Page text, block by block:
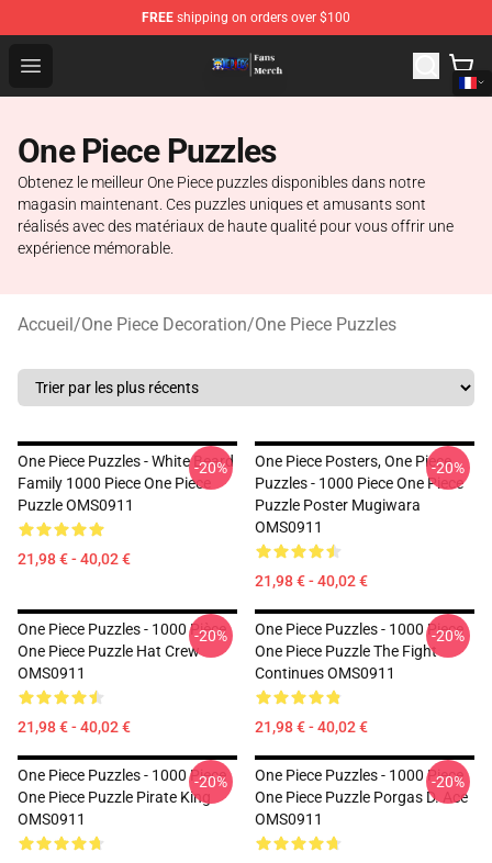
FREE shipping on orders over $100
Open menu
One Piece Store - Official One Piece Merchandise Shop
One Piece Puzzles
Obtenez le meilleur One Piece puzzles disponibles dans notre
magasin maintenant. Ces puzzles uniques et amusants sont
réalisés avec des matériaux de haute qualité pour vous offrir une
expérience mémorable.
Accueil/One Piece Decoration/One Piece Puzzles
One Piece Puzzles - White Beard
Family 1000 Piece One Piece
Puzzle OMS0911
21,98 € - 40,02 €
-20%
One Piece Posters, One Piece
Puzzles - 1000 Piece One Piece
Puzzle Poster Mugiwara
OMS0911
21,98 € - 40,02 €
-20%
One Piece Puzzles - 1000 Pièce
One Piece Puzzle Hat Crew
OMS0911
21,98 € - 40,02 €
-20%
One Piece Puzzles - 1000 Piece
One Piece Puzzle The Fight
Continues OMS0911
21,98 € - 40,02 €
-20%
One Piece Puzzles - 1000 Piece
One Piece Puzzle Pirate King
OMS0911
-20%
One Piece Puzzles - 1000 Piece
One Piece Puzzle Porgas D. Ace
OMS0911
-20%